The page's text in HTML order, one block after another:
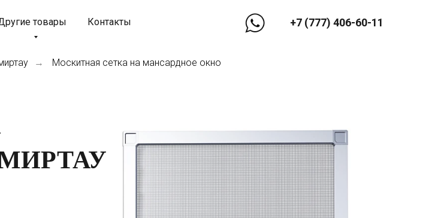
+7 (777) 406-60-11
товары Контакты
→ Москитная сетка на мансардное окно